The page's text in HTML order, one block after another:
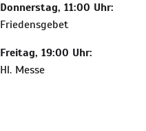
Donnerstag, 11:00 Uhr:
Friedensgebet
Freitag, 19:00 Uhr:
Hl. Messe